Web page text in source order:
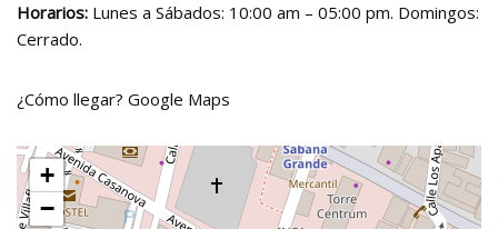
Horarios: Lunes a Sábados: 10:00 am – 05:00 pm. Domingos:
Cerrado.
¿Cómo llegar? Google Maps
+
−